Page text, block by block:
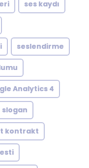
ses kaydı
seslendirme
Analytics 4
slogan
kontrakt